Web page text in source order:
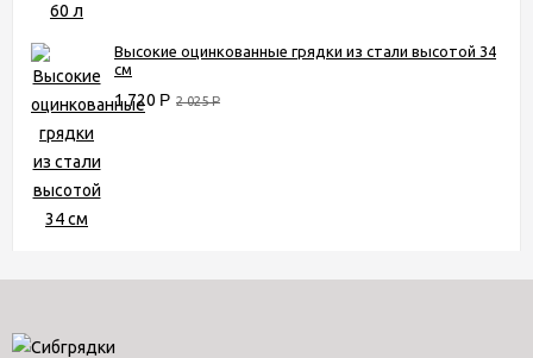
Высокие оцинкованные грядки из стали высотой 34
см
1 720 Р 2 025Р